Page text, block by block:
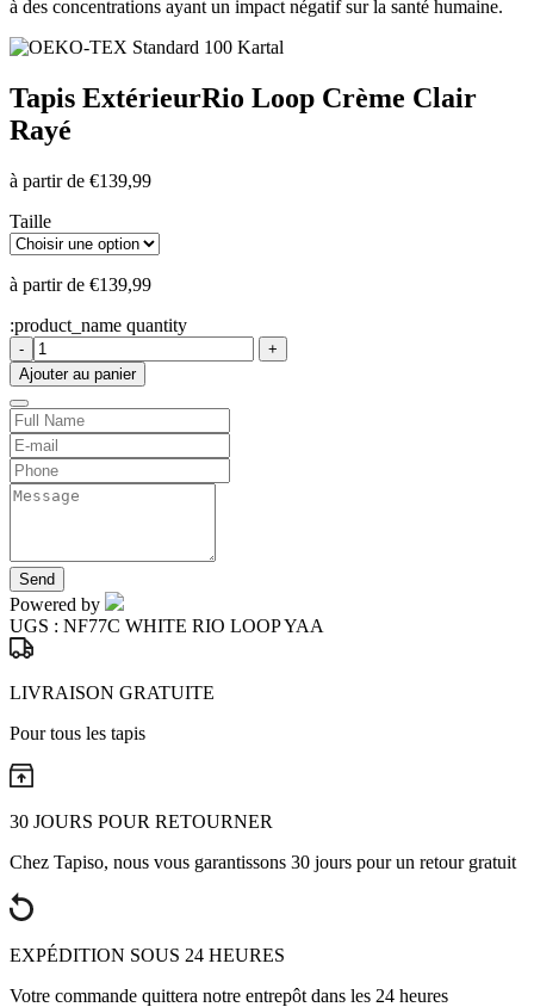
à des concentrations ayant un impact négatif sur la santé humaine.
Tapis ExtérieurRio Loop Crème Clair
Rayé
à partir de €139,99
Taille
à partir de €139,99
:product_name quantity
-
+
Ajouter au panier
Send
Powered by
UGS : NF77C WHITE RIO LOOP YAA
LIVRAISON GRATUITE
Pour tous les tapis
30 JOURS POUR RETOURNER
Chez Tapiso, nous vous garantissons 30 jours pour un retour gratuit
EXPÉDITION SOUS 24 HEURES
Votre commande quittera notre entrepôt dans les 24 heures